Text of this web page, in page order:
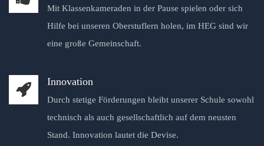
Mit Klassenkameraden in der Pause spielen oder sich
Hilfe bei unseren Oberstuflern holen, im HEG sind wir
eine große Gemeinschaft.
Innovation
Durch stetige Förderungen bleibt unserer Schule sowohl
technisch als auch gesellschaftlich auf dem neusten
Stand. Innovation lautet die Devise.